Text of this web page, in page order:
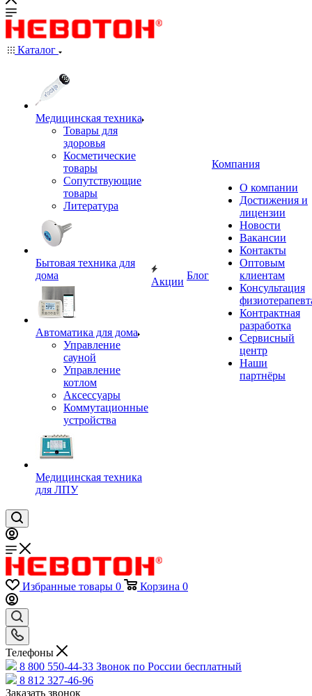
Каталог
Медицинская техника
Товары для
здоровья
Косметические
товары
Сопутствующие
товары
Литература
Бытовая техника для
дома
Автоматика для дома
Управление
сауной
Управление
котлом
Аксессуары
Коммутационные
устройства
Медицинская техника
для ЛПУ
Акции
Блог
Компания
О компании
Достижения и
лицензии
Новости
Вакансии
Контакты
Оптовым
клиентам
Консультация
Контрактная
разработка
Сервисный
центр
Наши
партнёры
Избранные товары 0 Корзина 0
Телефоны
8 800 550-44-33 Звонок по России бесплатный
8 812 327-46-96
Заказать звонок